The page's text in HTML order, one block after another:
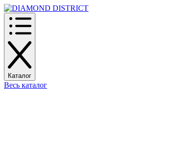
Каталог
Весь каталог